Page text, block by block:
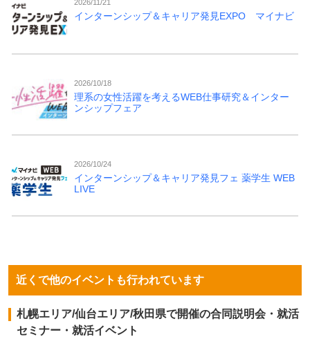
2026/11/21
インターンシップ＆キャリア発見EXPO マイナビ
2026/10/18
理系の女性活躍を考えるWEB仕事研究＆インター
ンシップフェア
2026/10/24
インターンシップ＆キャリア発見フェ 薬学生 WEB
LIVE
近くで他のイベントも行われています
札幌エリア/仙台エリア/秋田県で開催の合同説明会・就活
セミナー・就活イベント